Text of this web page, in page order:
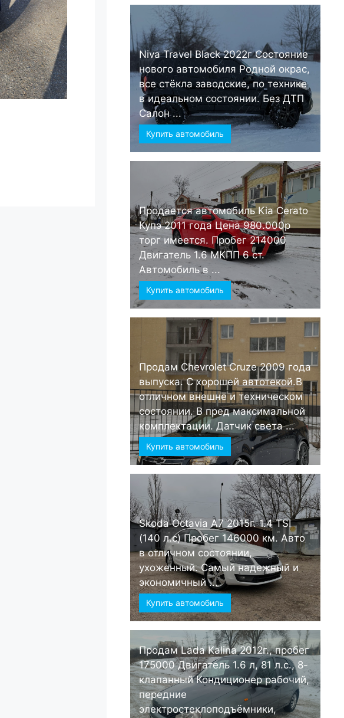
Niva Travel Black 2022г Состояние
нового автомобиля Родной окрас,
все стёкла заводские, по технике
в идеальном состоянии. Без ДТП
Салон ...
Купить автомобиль
Продается автомобиль Kia Cerato
Купэ 2011 года Цена 980.000р
торг имеется. Пробег 214000
Двигатель 1.6 МКПП 6 ст.
Автомобиль в ...
Купить автомобиль
Продам Chevrolet Cruze 2009 года
выпуска. С хорошей автотекой.В
отличном внешне и техническом
состоянии. В пред максимальной
комплектации. Датчик света ...
Купить автомобиль
Skoda Octavia А7 2015г. 1.4 TSI
(140 л.с) Пробег 146000 км. Авто
в отличном состоянии,
ухоженный. Самый надежный и
экономичный ...
Купить автомобиль
Продам Lada Kalina 2012г., пробег
175000 Двигатель 1.6 л, 81 л.с., 8-
клапанный Кондиционер рабочий,
передние
электростеклоподъёмники,